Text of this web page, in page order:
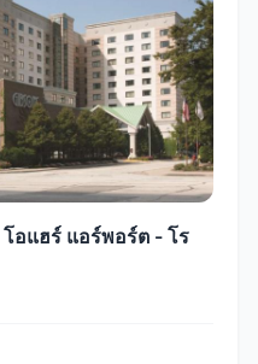
อแฮร์ แอร์พอร์ต - โร